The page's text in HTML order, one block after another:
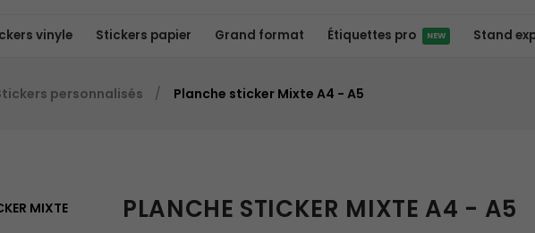
vinyle Stickers papier Grand format Étiquettes pro NEW Stand
personnalisés Planche sticker Mixte A4 - A5
MIXTE
PLANCHE STICKER MIXTE A4 - A5